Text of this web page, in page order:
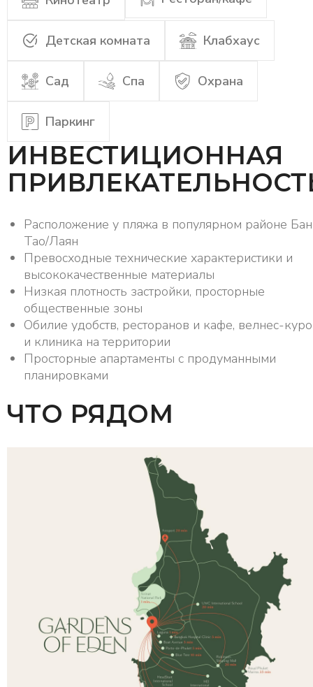
Детская комната Клабхаус
Сад Спа Охрана
Паркинг
ИНВЕСТИЦИОННАЯ
Расположение у пляжа в популярном районе
Тао/Лаян
Превосходные технические характеристики и
высококачественные материалы
Низкая плотность застройки, просторные
общественные зоны
Обилие удобств, ресторанов и кафе, велнес-
и клиника на территории
Просторные апартаменты с продуманными
планировками
ЧТО РЯДОМ